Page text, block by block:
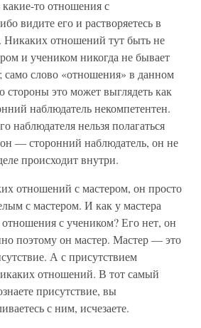
то отношения с
видите его и растворяетесь в
Никаких отношений тут быть не
и учеником никогда не бывает
слово «отношения» в данном
стороны это может выглядеть как
наблюдатель некомпетентен.
наблюдателя нельзя полагаться
— сторонний наблюдатель, он не
происходит внутри.
отношений с мастером, он просто
с мастером. И как у мастера
с учеником? Его нет, он
поэтому он мастер. Мастер — это
А с присутствием
отношений. В тот самый
присутствие, вы
с ним, исчезаете.